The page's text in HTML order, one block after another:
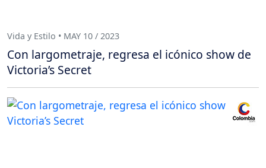
Vida y Estilo • MAY 10 / 2023
Con largometraje, regresa el icónico show de
Victoria’s Secret